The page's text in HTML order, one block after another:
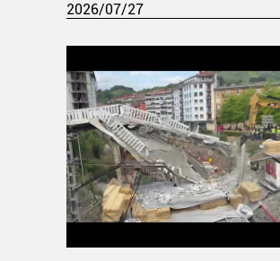
2026/07/27